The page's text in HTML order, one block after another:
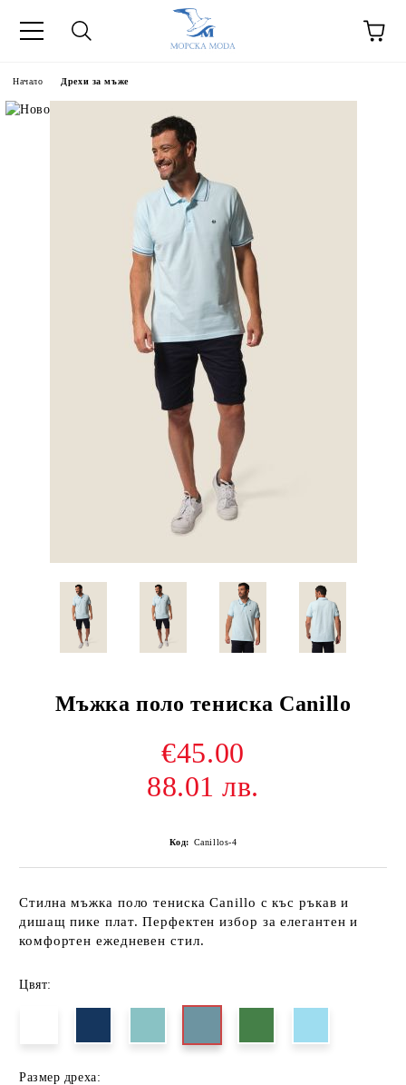
Начало Дрехи за мъже
Мъжка поло тениска Canillo
€45.00
88.01 лв.
Код: Canillos-4
Стилна мъжка поло тениска Canillo с къс ръкав и
дишащ пике плат. Перфектен избор за елегантен и
комфортен ежедневен стил.
Цвят:
Размер дреха: